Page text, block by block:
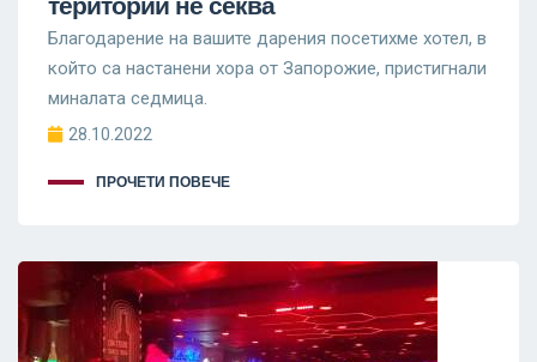
Благодарение на вашите дарения посетихме хотел, в
който са настанени хора от Запорожие, пристигнали
миналата седмица.
28.10.2022
ПРОЧЕТИ ПОВЕЧЕ